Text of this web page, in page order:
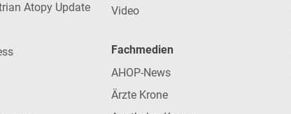
Atopy Update
Video
Fachmedien
AHOP-News
Ärzte Krone